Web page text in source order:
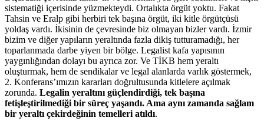
sistematiği içerisinde yüzmekteydi. Ortalıkta örgüt yoktu. Fakat
Tahsin ve Eralp gibi herbiri tek başına örgüt, iki kitle örgütçüsü
yoldaş vardı. İkisinin de çevresinde biz olmayan bizler vardı. İzmir
bizim ve diğer yapıların yeraltında fazla dikiş tutturamadığı, her
toparlanmada darbe yiyen bir bölge. Legalist kafa yapısının
yaygınlığından dolayı bu ayrıca zor. Ve TİKB hem yeraltı
oluşturmak, hem de sendikalar ve legal alanlarda varlık göstermek,
2. Konferans’ımızın kararları doğrultusunda kitlelere açılmak
zorunda. Legalin yeraltını güçlendirdiği, tek başına
fetişleştirilmediği bir süreç yaşandı. Ama aynı zamanda sağlam
bir yeraltı çekirdeğinin temelleri atıldı.